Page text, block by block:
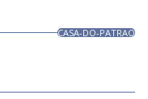
CASA-DO-PATRAO